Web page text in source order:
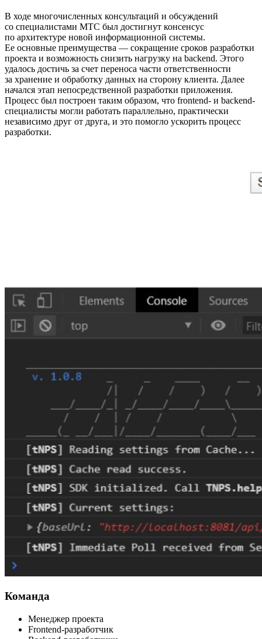
В ходе многочисленных консультаций и обсуждений
со специалистами МТС был достигнут консенсус
по архитектуре новой информационной системы.
Ее основные преимущества — сокращение сроков разработки
проекта и возможность снизить нагрузку на backend. Этого
удалось достичь за счет переноса части ответственности
за хранение и обработку данных на сторону клиента. Далее
начался этап непосредственной разработки приложения.
Процесс был построен таким образом, что frontend- и backend-
специалисты могли работать параллельно, практически
независимо друг от друга, и это помогло ускорить процесс
разработки.
Команда
Менеджер проекта
Frontend-разработчик